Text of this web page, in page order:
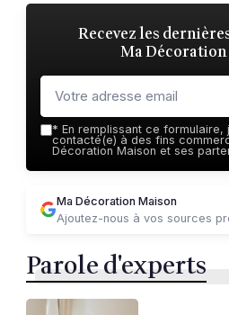
Recevez les
Ma
* En remplissant ce formulaire,
contacté(e) à des fins
Décoration Maison et ses
Ma Décoration Maison
Ajoutez-nous à vos sources
Parole d'experts